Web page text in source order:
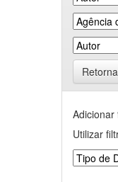
Adicionar
Utilizar